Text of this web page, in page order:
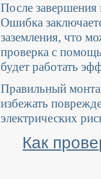
После завершения
Ошибка
заземления, что
проверка с
будет работать
Правильный
избежать
электрических
Как